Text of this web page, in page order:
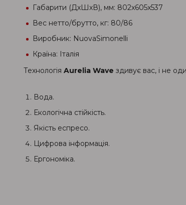
Габарити (ДхШхВ), мм: 802x605x537
Вес нетто/брутто, кг: 80/86
Виробник: NuovaSimonelli
Країна: Італія
Технологія Aurelia Wave здивує вас, і не
Вода.
Екологічна стійкість.
Якість еспресо.
Цифрова інформація.
Ергономіка.